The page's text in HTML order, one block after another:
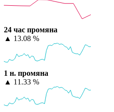
24 час промяна
▲ 13.08 %
1 н. промяна
▲ 11.33 %